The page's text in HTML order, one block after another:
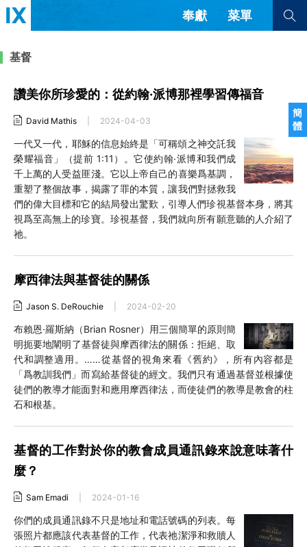
簡
體
奉獻 菜單
文章 書評 訪談 問答
來信
教會帶領 解經式講道與神學
福音傳講與宣教 成員制與教會紀律
查看全部
查看全部
隱私條款 其他的模式
简体中文 正體中文
英语
西班牙語
葡萄牙語
俄語
烏茲別克語
法語
羅馬尼亞語
波蘭語
越南語
意大利語
韓語
土耳其語
阿爾巴尼亞語
塞爾維亞語
基督
讚美你所珍愛的：從約翰·派博那裡學習傳福音
David Mathis 2024-04-03
一代又一代，耶穌的信息始終是「可稱頌之神交託我
榮耀福音」（提前 1:11）。它使約翰·派博和我們成
千上萬的人受益匪淺。它以上帝自己的喜樂爲基調，
重塑了整個故事，揭露了罪的本質，讓我們對拯救我
們的偉大目標和它的結局發出驚歎，引導人們珍視基督本身，將其
視爲至高無上的珍寶。珍視基督，我們就向所有願意聽的人介紹了
祂。
摩西律法與基督徒的關係
Jason S. DeRouchie 2024-02-20
布賴恩·羅斯納（Brian Rosner）用三個簡單的原則簡
明扼要地闡明了基督徒與摩西律法的關係：拒絕、取
代和調整適用。……從基督的視角來看《舊約》，所有內容都是
「爲教訓我們」而寫給基督徒的經文。我們只有通過基督並根據使
徒們的教導才能面對和應用摩西律法，而使徒們的教導是教會的柱
石和根基。
基督的工作對於你的教會成員通訊錄來說意味著什
麼？
Sam Emadi 2024-01-16
你們的成員通訊錄不只是地址和電話號碼的列表。每
張照片都應該代表基督的工作，代表祂潔淨和救贖人